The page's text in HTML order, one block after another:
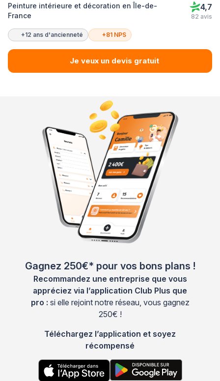
Peinture intérieure et décoration en Île-de-
France
4,7
82 avis
+12 ans d'ancienneté +81 NPS
Je veux un devis gratuit
Gagnez 250€* pour vos bons plans !
Recommandez une entreprise que vous
appréciez via l’application Club Plus que
pro : si elle rejoint notre réseau, vous gagnez
250€ !
Téléchargez l’application et soyez
récompensé